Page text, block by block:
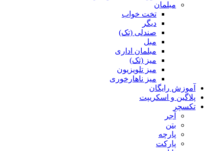
مبلمان
تخت خواب
دیگر
صندلی (تک)
مبل
مبلمان اداری
میز (تک)
میز تلویزیون
میز ناهارخوری
آموزش رایگان
پلاگین و اسکریپت
تکسچر
آجر
بتن
پارچه
پارکت